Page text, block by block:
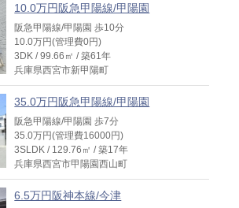
10.0万円阪急甲陽線/甲陽園
阪急甲陽線/甲陽園 歩10分
10.0万円(管理費0円)
3DK / 99.66㎡ / 築61年
兵庫県西宮市新甲陽町
35.0万円阪急甲陽線/甲陽園
阪急甲陽線/甲陽園 歩7分
35.0万円(管理費16000円)
3SLDK / 129.76㎡ / 築17年
兵庫県西宮市甲陽園西山町
6.5万円阪神本線/今津